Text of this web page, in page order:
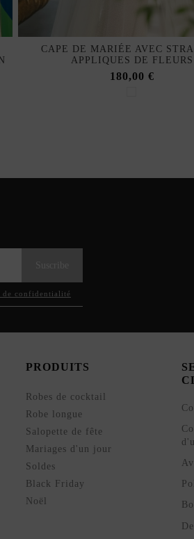
CAPE DE MARIÉE AVEC
APPLIQUES DE FLEURS
180,00 €
de confidentialité
PRODUITS
Robes de cocktail
Robe longue
Salopette de fête
Mariages d'un jour
Soldes
Black Friday
Noël